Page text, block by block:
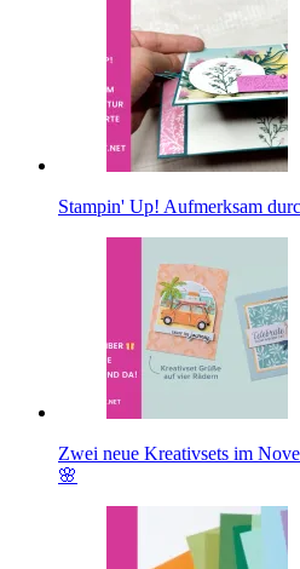
Stampin' Up! Aufmerksam
Zwei neue Kreativsets im
🌸